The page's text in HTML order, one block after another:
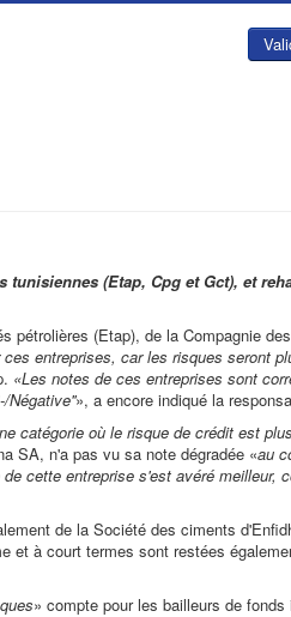
(Etap, Cpg et Gct), et
(Etap), de la Compagnie
entreprises, car les risques seront
«Les notes de ces entreprises sont
Négative''», a encore indiqué la
catégorie où le risque de crédit est
SA, n'a pas vu sa note dégradée «au
cette entreprise s'est avéré meilleur,
de la Société des ciments
à court termes sont restées
» compte pour les bailleurs de